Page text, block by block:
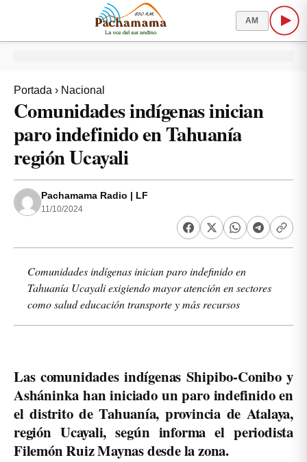
AM
Portada › Nacional
Comunidades indígenas inician
paro indefinido en Tahuanía
región Ucayali
Pachamama Radio | LF
11/10/2024
Comunidades indígenas inician paro indefinido en
Tahuanía Ucayali exigiendo mayor atención en sectores
como salud educación transporte y más recursos
Las comunidades indígenas Shipibo-Conibo y
Asháninka han iniciado un paro indefinido en
el distrito de Tahuanía, provincia de Atalaya,
región Ucayali, según informa el periodista
Filemón Ruiz Maynas desde la zona.